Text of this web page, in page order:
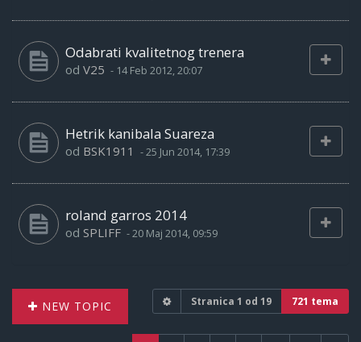
Odabrati kvalitetnog trenera
od V25 - 14 Feb 2012, 20:07
Hetrik kanibala Suareza
od BSK1911 -25 Jun 2014, 17:39
roland garros 2014
od SPLIFF -20 Maj 2014, 09:59
NEW TOPIC Stranica 1 od 19 721 tema